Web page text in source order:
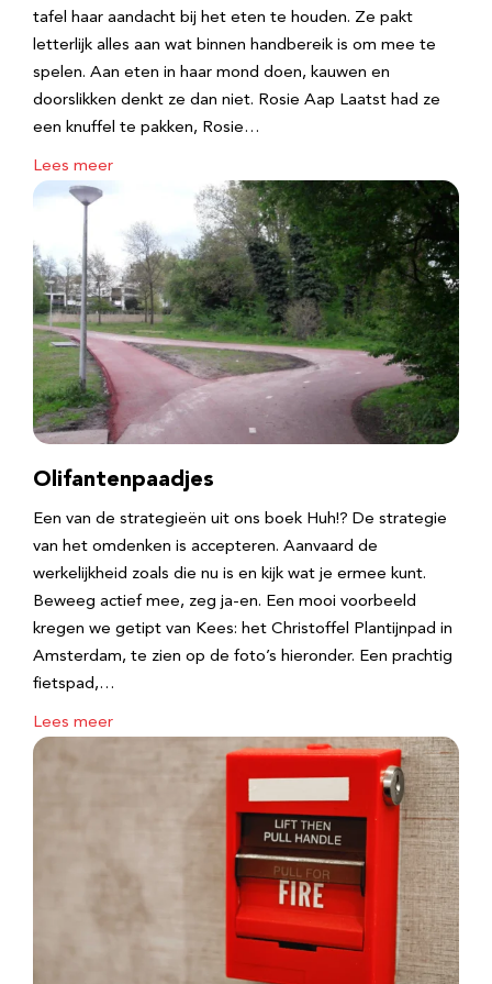
tafel haar aandacht bij het eten te houden. Ze pakt
letterlijk alles aan wat binnen handbereik is om mee te
spelen. Aan eten in haar mond doen, kauwen en
doorslikken denkt ze dan niet. Rosie Aap Laatst had ze
een knuffel te pakken, Rosie…
Lees meer
Olifantenpaadjes
Een van de strategieën uit ons boek Huh!? De strategie
van het omdenken is accepteren. Aanvaard de
werkelijkheid zoals die nu is en kijk wat je ermee kunt.
Beweeg actief mee, zeg ja-en. Een mooi voorbeeld
kregen we getipt van Kees: het Christoffel Plantijnpad in
Amsterdam, te zien op de foto’s hieronder. Een prachtig
fietspad,…
Lees meer